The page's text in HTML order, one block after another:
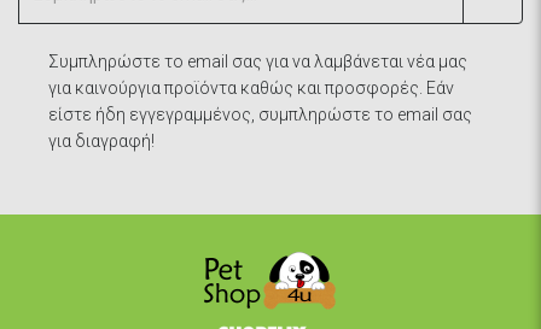
Συμπληρώστε το email σας για να λαμβάνεται νέα μας
για καινούργια προϊόντα καθώς και προσφορές. Εάν
είστε ήδη εγγεγραμμένος, συμπληρώστε το email σας
για διαγραφή!